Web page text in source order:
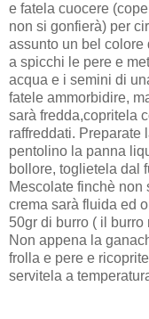
e fatela cuocere
non si gonfierà) per
assunto un bel colore
a spicchi le pere e
acqua e i semini di
fatele ammorbidire,
sarà fredda,copritela
raffreddati. Preparate
pentolino la panna
bollore, toglietela dal
Mescolate finchè non
crema sarà fluida ed
50gr di burro ( il
Non appena la
frolla e pere e
servitela a